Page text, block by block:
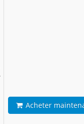
Acheter